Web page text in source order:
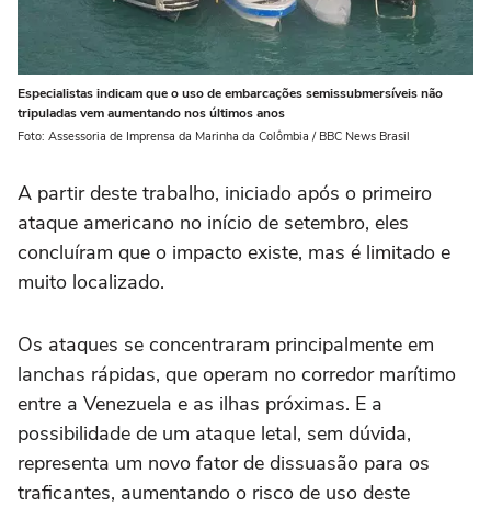
Especialistas indicam que o uso de embarcações semissubmersíveis não
tripuladas vem aumentando nos últimos anos
Foto: Assessoria de Imprensa da Marinha da Colômbia / BBC News Brasil
A partir deste trabalho, iniciado após o primeiro
ataque americano no início de setembro, eles
concluíram que o impacto existe, mas é limitado e
muito localizado.
Os ataques se concentraram principalmente em
lanchas rápidas, que operam no corredor marítimo
entre a Venezuela e as ilhas próximas. E a
possibilidade de um ataque letal, sem dúvida,
representa um novo fator de dissuasão para os
traficantes, aumentando o risco de uso deste